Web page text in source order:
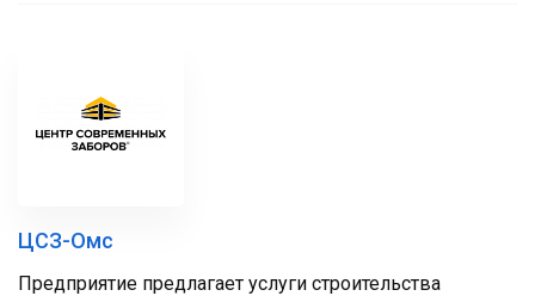
ЦСЗ-Омс
Предприятие предлагает услуги строительства